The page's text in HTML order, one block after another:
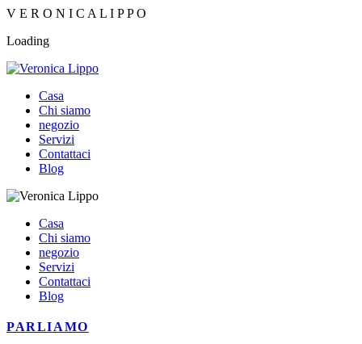
V E R O N I C A L I PPO
Loading
Casa
Chi siamo
negozio
Servizi
Contattaci
Blog
Casa
Chi siamo
negozio
Servizi
Contattaci
Blog
PARLIAMO